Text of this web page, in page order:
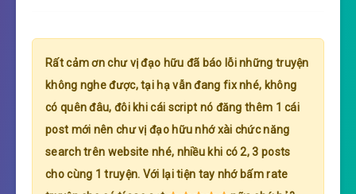
Rất cảm ơn chư vị đạo hữu đã báo lỗi những truyện
không nghe được, tại hạ vẫn đang fix nhé, không
có quên đâu, đôi khi cái script nó đăng thêm 1 cái
post mới nên chư vị đạo hữu nhớ xài chức năng
search trên website nhé, nhiều khi có 2, 3 posts
cho cùng 1 truyện. Với lại tiện tay nhớ bấm rate